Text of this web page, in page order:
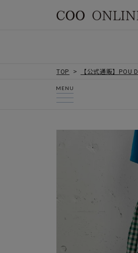
TOP 【公式通販】POU
MENU